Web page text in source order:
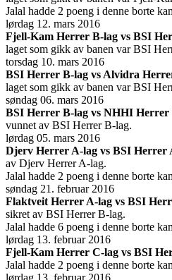
Jalal hadde 2 poeng i denne borte
lørdag 12. mars 2016
Fjell-Kam Herrer B-lag vs BSI
laget som gikk av banen var BSI
torsdag 10. mars 2016
BSI Herrer B-lag vs Alvidra
laget som gikk av banen var BSI
søndag 06. mars 2016
BSI Herrer B-lag vs NHHI Herrer
vunnet av BSI Herrer B-lag.
lørdag 05. mars 2016
Djerv Herrer A-lag vs BSI Herrer
av Djerv Herrer A-lag.
Jalal hadde 2 poeng i denne borte
søndag 21. februar 2016
Flaktveit Herrer A-lag vs BSI
sikret av BSI Herrer B-lag.
Jalal hadde 6 poeng i denne borte
lørdag 13. februar 2016
Fjell-Kam Herrer C-lag vs BSI
Jalal hadde 2 poeng i denne borte